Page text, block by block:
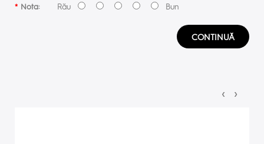
Nota:Rău Bun
CONTINUĂ
‹ ›